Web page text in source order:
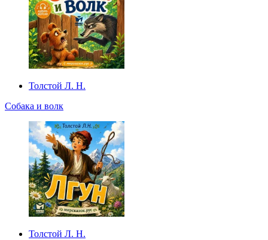
Толстой Л. Н.
Собака и волк
Толстой Л. Н.